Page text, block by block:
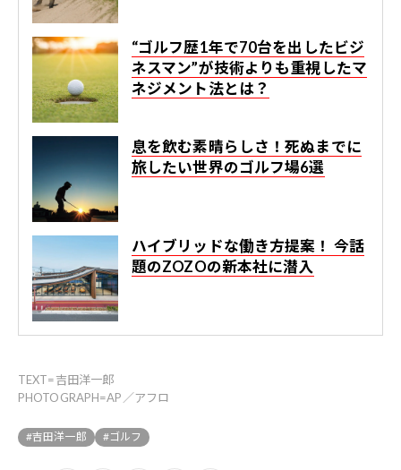
“ゴルフ歴1年で70台を出したビジ
ネスマン”が技術よりも重視したマ
ネジメント法とは？
息を飲む素晴らしさ！死ぬまでに
旅したい世界のゴルフ場6選
ハイブリッドな働き方提案！ 今話
題のZOZOの新本社に潜入
TEXT=吉田洋一郎
PHOTOGRAPH=AP／アフロ
#吉田洋一郎 #ゴルフ